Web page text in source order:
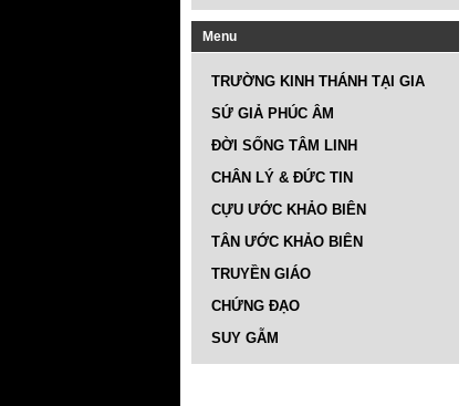
Menu
TRƯỜNG KINH THÁNH TẠI GIA
SỨ GIẢ PHÚC ÂM
ĐỜI SỐNG TÂM LINH
CHÂN LÝ & ĐỨC TIN
CỰU ƯỚC KHẢO BIÊN
TÂN ƯỚC KHẢO BIÊN
TRUYỀN GIÁO
CHỨNG ĐẠO
SUY GẪM